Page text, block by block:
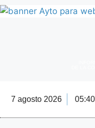
7 agosto 2026